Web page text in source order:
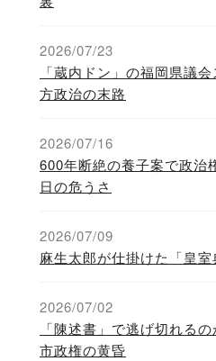
2026/07/23
「蔵内ドン」の福岡県議
方政治の末路
2026/07/16
600年断絶の養子案で政治
日の危うさ
2026/07/09
麻生太郎が仕掛けた「皇
2026/07/02
「陳述書」で逃げ切れる
市政権の黄昏